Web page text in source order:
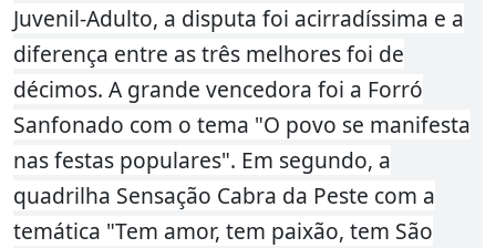
Juvenil-Adulto, a disputa foi acirradíssima e a
diferença entre as três melhores foi de
décimos. A grande vencedora foi a Forró
Sanfonado com o tema "O povo se manifesta
nas festas populares". Em segundo, a
quadrilha Sensação Cabra da Peste com a
temática "Tem amor, tem paixão, tem São